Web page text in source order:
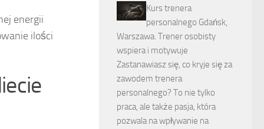
energii
ilości
Kurs trenera
personalnego Gdańsk,
Warszawa. Trener osobisty
wspiera i motywuje
Zastanawiasz się, co kryje się za
zawodem trenera
personalnego? To nie tylko
praca, ale także pasja, która
pozwala na wpływanie na